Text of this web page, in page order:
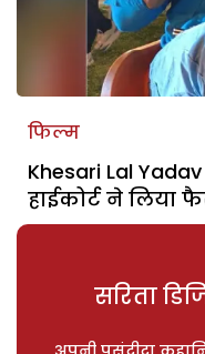
फिल्म
Khesari Lal
हाईकोर्ट ने लिया
सरिता